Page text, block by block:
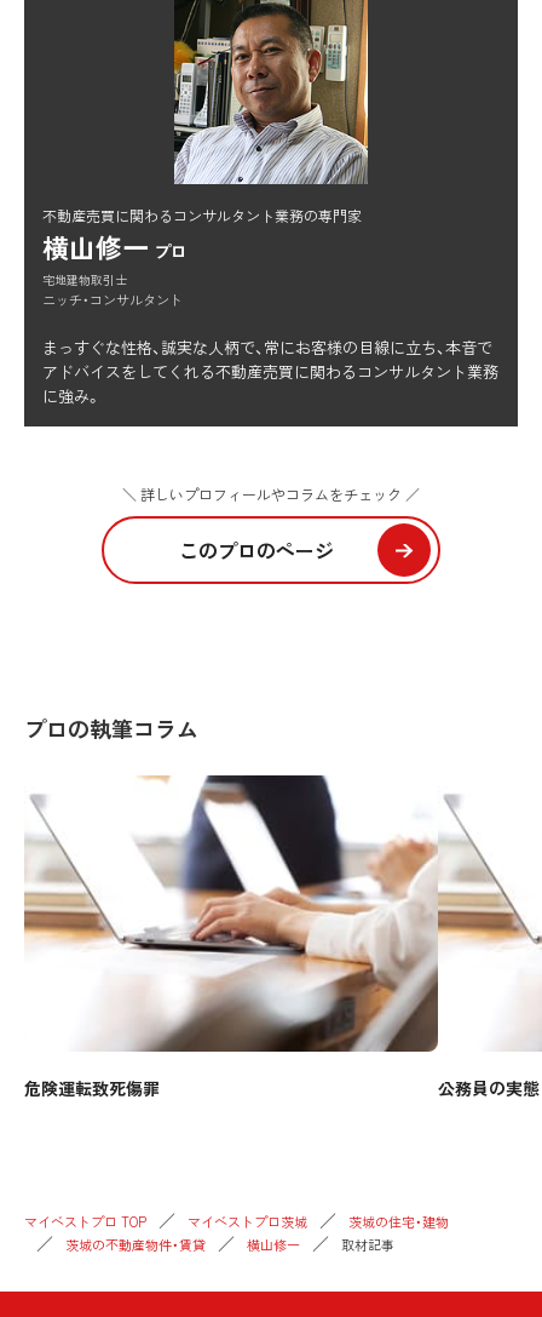
不動産売買に関わるコンサルタント業務の専門家
横山修一 プロ
宅地建物取引士
ニッチ・コンサルタント
まっすぐな性格、誠実な人柄で、常にお客様の目線に立ち、本音で
アドバイスをしてくれる不動産売買に関わるコンサルタント業務
に強み。
＼ 詳しいプロフィールやコラムをチェック ／
このプロのページ
プロの執筆コラム
危険運転致死傷罪 公務員の実態
マイベストプロ TOP マイベストプロ茨城
茨城の住宅・建物
茨城の不動産物件・賃貸
横山修一 取材記事